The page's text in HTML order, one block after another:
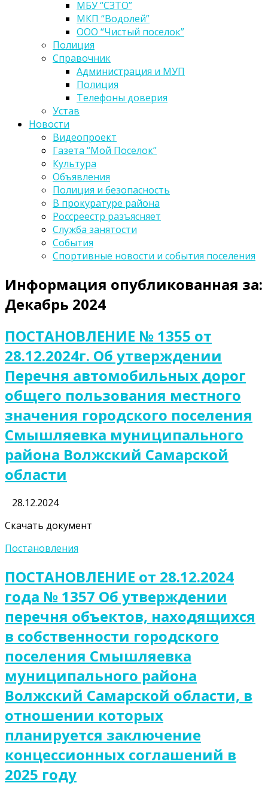
МБУ “СЗТО”
МКП “Водолей”
ООО “Чистый поселок”
Полиция
Справочник
Администрация и МУП
Полиция
Телефоны доверия
Устав
Новости
Видеопроект
Газета “Мой Поселок”
Культура
Объявления
Полиция и безопасность
В прокуратуре района
Россреестр разъясняет
Служба занятости
События
Спортивные новости и события поселения
Информация опубликованная за:
Декабрь 2024
ПОСТАНОВЛЕНИЕ № 1355 от
28.12.2024г. Об утверждении
Перечня автомобильных дорог
общего пользования местного
значения городского поселения
Смышляевка муниципального
района Волжский Самарской
области
28.12.2024
Скачать документ
Постановления
ПОСТАНОВЛЕНИЕ от 28.12.2024
года № 1357 Об утверждении
перечня объектов, находящихся
в собственности городского
поселения Смышляевка
муниципального района
Волжский Самарской области, в
отношении которых
планируется заключение
концессионных соглашений в
2025 году